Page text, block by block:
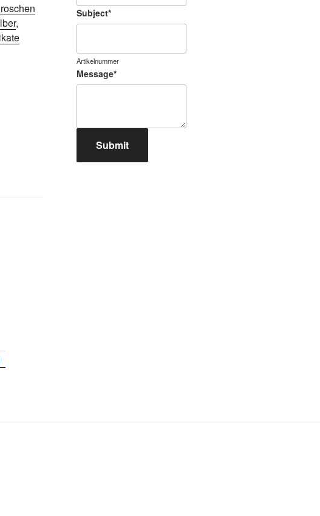
,
Subject*
Artikelnummer
Message*
Submit